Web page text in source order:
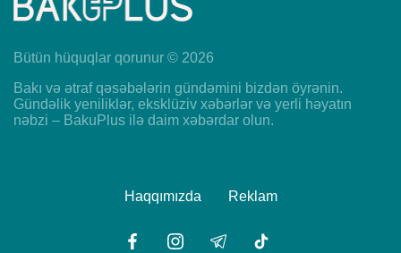
Bütün hüquqlar qorunur © 2026
Bakı və ətraf qəsəbələrin gündəmini bizdən öyrənin.
Gündəlik yeniliklər, eksklüziv xəbərlər və yerli həyatın
nəbzi – BakuPlus ilə daim xəbərdar olun.
Haqqımızda Reklam